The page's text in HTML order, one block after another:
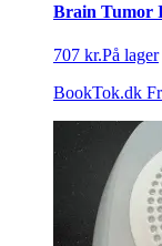
Brain Tumor
707 kr.På lager
BookTok.dk